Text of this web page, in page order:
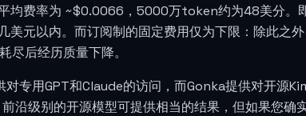
均费率为 ~$0.0066，5000万token约为48美分。
元以内。而订阅制的固定费用仅为下限：除此之
尽后经历质量下降。
专用GPT和Claude的访问，而Gonka提供对开源
沿级别的开源模型可提供相当的结果，但如果您确